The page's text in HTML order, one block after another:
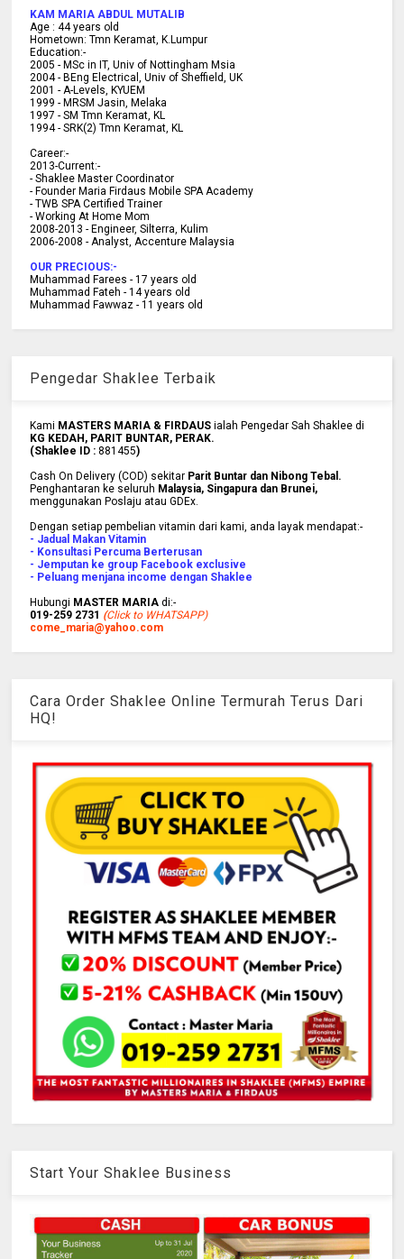
KAM MARIA ABDUL MUTALIB
Age : 44 years old
Hometown: Tmn Keramat, K.Lumpur
Education:-
2005 - MSc in IT, Univ of Nottingham Msia
2004 -BEng Electrical, Univ of Sheffield, UK
2001 - A-Levels, KYUEM
1999 -MRSM Jasin, Melaka
1997 -SM Tmn Keramat, KL
1994 -SRK(2) Tmn Keramat, KL
Career:-
2013-Current:-
- Shaklee Master Coordinator
- Founder Maria Firdaus Mobile SPA Academy
- TWB SPA Certified Trainer
- Working At Home Mom
2008-2013 - Engineer, Silterra, Kulim
2006-2008 - Analyst, Accenture Malaysia
OUR PRECIOUS:-
Muhammad Farees - 17 years old
Muhammad Fateh - 14 years old
Muhammad Fawwaz - 11 years old
Pengedar Shaklee Terbaik
Kami MASTERS MARIA & FIRDAUS ialah Pengedar Sah Shaklee di
KG KEDAH, PARIT BUNTAR, PERAK.
(Shaklee ID :881455)
Cash On Delivery (COD) sekitar Parit Buntar dan Nibong Tebal.
Penghantaran ke seluruh Malaysia, Singapura dan Brunei,
menggunakan Poslaju atau GDEx.
Dengan setiap pembelian vitamin dari kami, anda layak mendapat:-
- Jadual Makan Vitamin
- Konsultasi Percuma Berterusan
- Jemputan ke group Facebook exclusive
- Peluang menjana income dengan Shaklee
Hubungi MASTER MARIA di:-
019-259 2731 (Click to WHATSAPP)
come_maria@yahoo.com
Cara Order Shaklee Online Termurah Terus Dari
HQ!
Start Your Shaklee Business